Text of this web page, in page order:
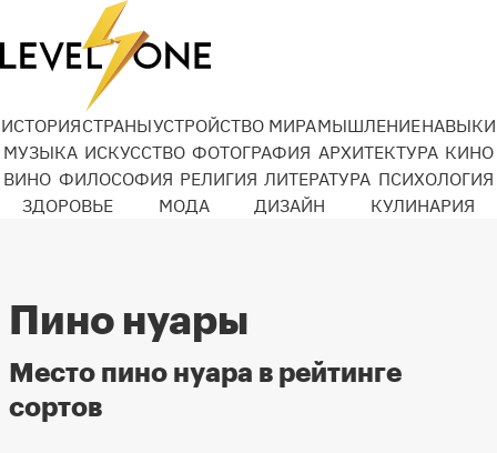
ИСТОРИЯСТРАНЫУСТРОЙСТВО МИРАМЫШЛЕНИЕНАВЫКИ
МУЗЫКА ИСКУССТВО ФОТОГРАФИЯ АРХИТЕКТУРА КИНО
ВИНО ФИЛОСОФИЯ РЕЛИГИЯ ЛИТЕРАТУРА ПСИХОЛОГИЯ
ЗДОРОВЬЕ
МОДА ДИЗАЙН КУЛИНАРИЯ
Пино нуары
Место пино нуара в рейтинге
сортов